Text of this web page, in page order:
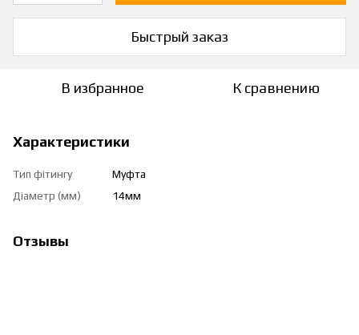
Быстрый заказ
В избранное К сравнению
Характеристики
Тип фітингу
Муфта
Діаметр (мм)
14мм
Отзывы